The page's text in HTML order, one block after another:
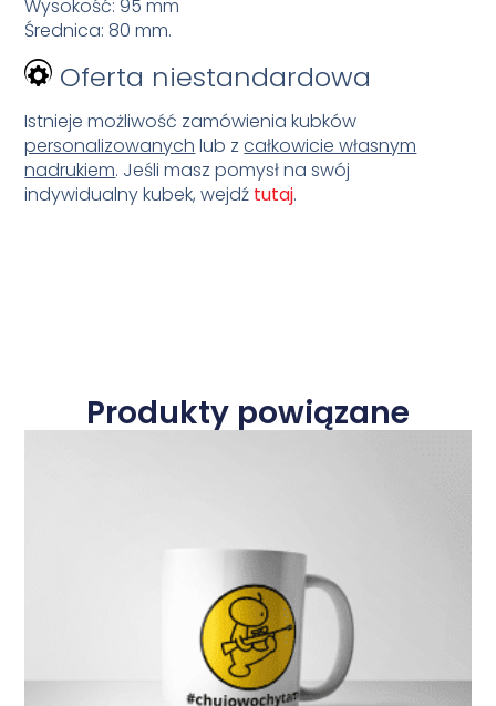
Wysokość: 95 mm
Średnica: 80 mm.
Oferta niestandardowa
Istnieje możliwość zamówienia kubków
personalizowanych lub zcałkowicie własnym
nadrukiem. Jeśli masz pomysł na swój
indywidualny kubek, wejdź tutaj.
Produkty powiązane